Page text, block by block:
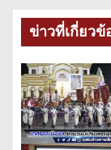
น
ว
เ
รื่
ข่าวที่เกี่ยวข้